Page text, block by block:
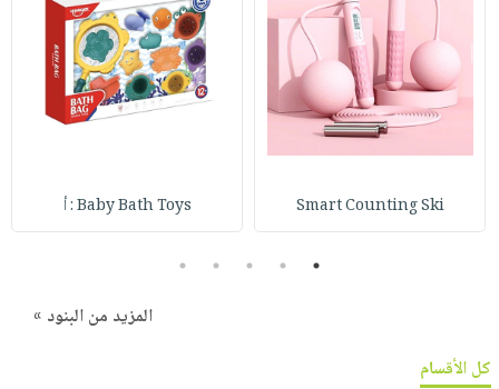
Smart Counting Ski Baby Bath Toys : أ
1
2
3
4
5
المزيد من البنود »
كل الأقسام